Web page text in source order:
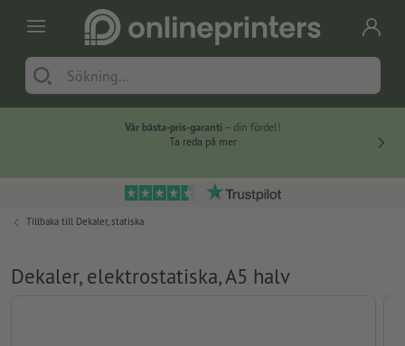
Vår bästa-pris-garanti – din fördel!
Ta reda på mer
Tillbaka till Dekaler, statiska
Dekaler, elektrostatiska, A5 halv